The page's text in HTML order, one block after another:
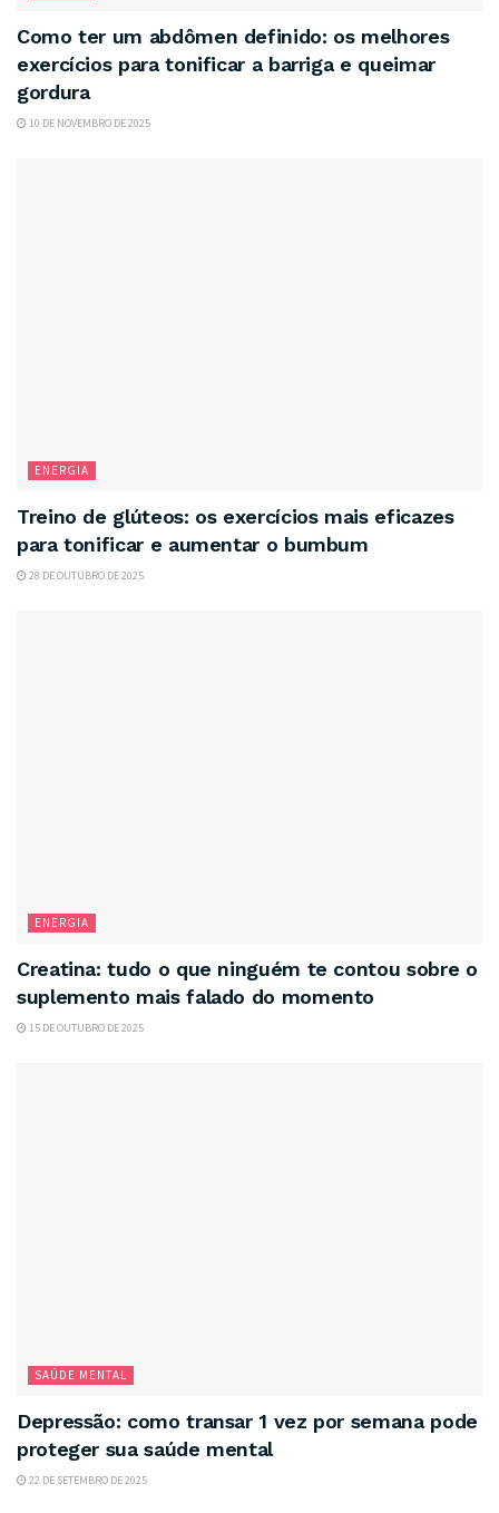
Como ter um abdômen definido: os melhores
exercícios para tonificar a barriga e queimar
gordura
10 DE NOVEMBRO DE 2025
ENERGIA
Treino de glúteos: os exercícios mais eficazes
para tonificar e aumentar o bumbum
28 DE OUTUBRO DE 2025
ENERGIA
Creatina: tudo o que ninguém te contou sobre o
suplemento mais falado do momento
15 DE OUTUBRO DE 2025
SAÚDE MENTAL
Depressão: como transar 1 vez por semana pode
proteger sua saúde mental
22 DE SETEMBRO DE 2025